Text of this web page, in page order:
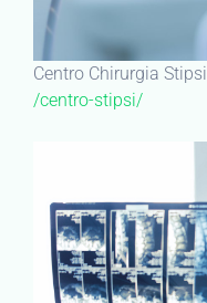
Centro Chirurgia Stipsi
/centro-stipsi/